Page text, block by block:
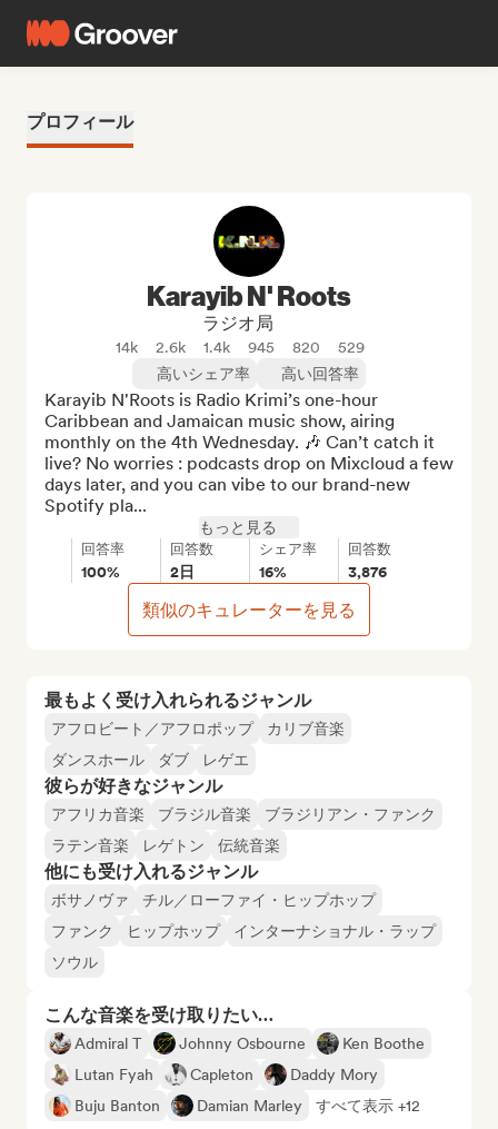
プロフィール
最もよく受け入れられるジャンル
アフロビート／アフロポップ
カリブ音楽
ダンスホール
ダブ レゲエ
彼らが好きなジャンル
アフリカ音楽 ブラジル音楽
ブラジリアン・ファンク
ラテン音楽
レゲトン 伝統音楽
他にも受け入れるジャンル
ボサノヴァ
チル／ローファイ・ヒップホップ
ファンク
ヒップホップ
インターナショナル・ラップ
ソウル
こんな音楽を受け取りたい…
Admiral T Johnny Osbourne
Ken Boothe
Lutan Fyah
Capleton
Daddy Mory
Buju Banton
Damian Marley すべて表示 +12
Karayib N' Roots
ラジオ局
14k 2.6k 1.4k 945 820
529
高いシェア率
高い回答率
Karayib N'Roots is Radio Krimi’s one-hour
Caribbean and Jamaican music show, airing
monthly on the 4th Wednesday. 🎶 Can’t catch it
live? No worries : podcasts drop on Mixcloud a few
days later, and you can vibe to our brand-new
Spotify pla...
もっと見る
回答率
100%
回答数
2日
シェア率
16%
回答数
3,876
類似のキュレーターを見る